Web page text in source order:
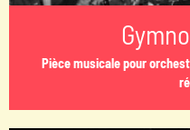
Pièce musicale pour